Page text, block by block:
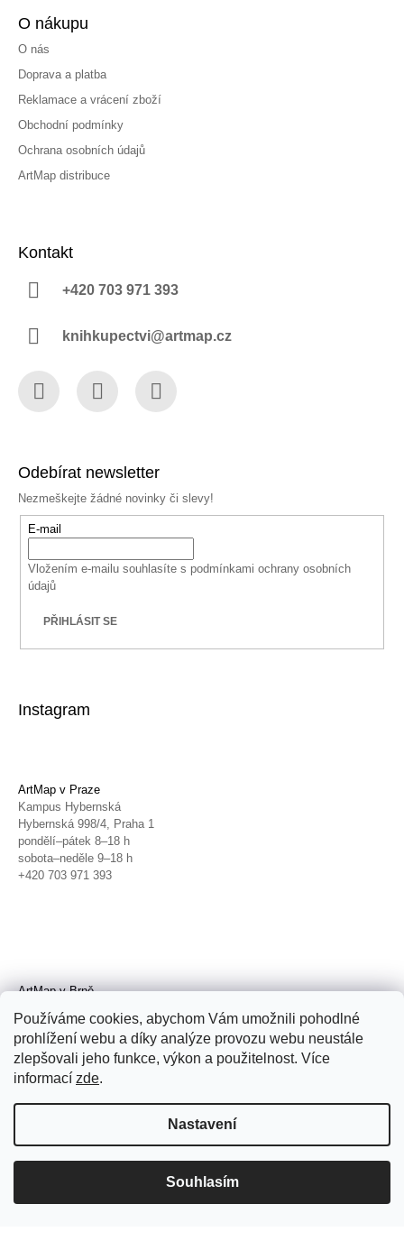
Používáme cookies, abychom Vám umožnili pohodlné
prohlížení webu a díky analýze provozu webu neustále
zlepšovali jeho funkce, výkon a použitelnost. Více
informací zde.
Nastavení
Souhlasím
O nákupu
O nás
Doprava a platba
Reklamace a vrácení zboží
Obchodní podmínky
Ochrana osobních údajů
ArtMap distribuce
Kontakt
+420 703 971 393
knihkupectvi@artmap.cz
Odebírat newsletter
Nezmeškejte žádné novinky či slevy!
E-mail
Vložením e-mailu souhlasíte s podmínkami ochrany osobních
údajů
PŘIHLÁSIT SE
Instagram
ArtMap v Praze
Kampus Hybernská
Hybernská 998/4, Praha 1
pondělí–pátek 8–18 h
sobota–neděle 9–18 h
+420 703 971 393
ArtMap v Brně
Radnická 4, Brno
úterý–pátek 11–19 h
sobota 14–19 h
+420 702 152 298